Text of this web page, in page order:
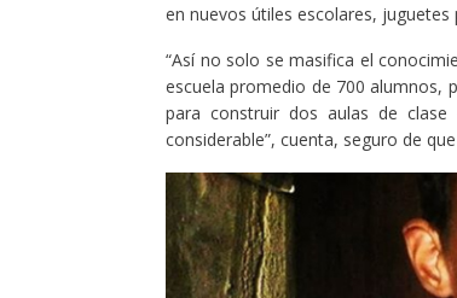
en nuevos útiles escolares,
“Así no solo se masifica el
escuela promedio de 700 alumnos,
para construir dos aulas de
considerable”, cuenta, seguro de